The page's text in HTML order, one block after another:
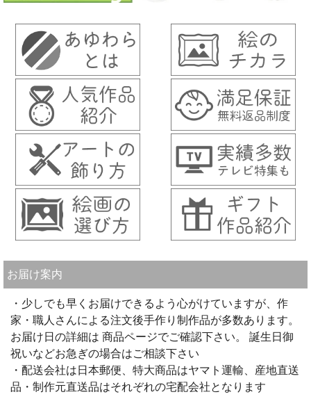
お届け案内
・少しでも早くお届けできるよう心がけていますが、作
家・職人さんによる注文後手作り制作品が多数あります。
お届け日の詳細は 商品ページでご確認下さい。 誕生日御
祝いなどお急ぎの場合はご相談下さい
・配送会社は日本郵便、特大商品はヤマト運輸、産地直送
品・制作元直送品はそれぞれの宅配会社となります